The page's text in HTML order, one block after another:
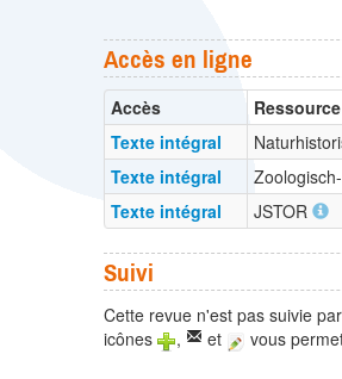
Accès en ligne
Accès Ressource
Texte intégral
Texte intégral
Texte intégral
JSTOR
Suivi
Cette revue n'est pas suivie
icônes
, et vous